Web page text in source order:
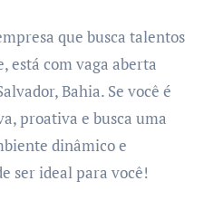
está com vaga aberta
Bahia. Se você é
proativa e busca uma
dinâmico e
ser ideal para você!